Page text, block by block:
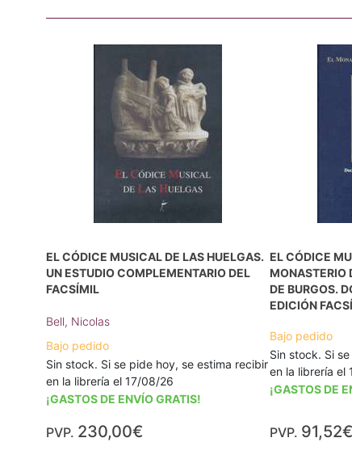
EL CÓDICE MUSICAL DE LAS HUELGAS.
UN ESTUDIO COMPLEMENTARIO DEL
FACSÍMIL
Bell, Nicolas
Bajo pedido
Sin stock. Si se pide hoy, se estima recibir
en la librería el 17/08/26
¡GASTOS DE ENVÍO GRATIS!
PVP. 230,00€
EL CÓDICE
MONASTERIO
DE BURGOS.
EDICIÓN
Bajo pedido
Sin stock. Si
en la librería el
¡GASTOS DE
PVP. 91,52€